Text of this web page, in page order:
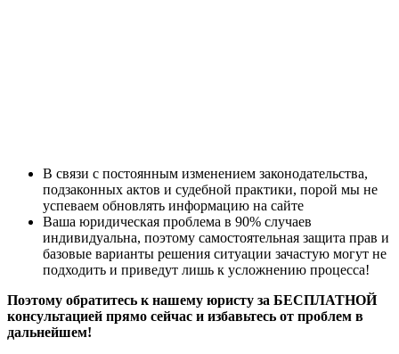
В связи с постоянным изменением законодательства,
подзаконных актов и судебной практики, порой мы не
успеваем обновлять информацию на сайте
Ваша юридическая проблема в 90% случаев
индивидуальна, поэтому самостоятельная защита прав и
базовые варианты решения ситуации зачастую могут не
подходить и приведут лишь к усложнению процесса!
Поэтому обратитесь к нашему юристу за БЕСПЛАТНОЙ
консультацией прямо сейчас и избавьтесь от проблем в
дальнейшем!